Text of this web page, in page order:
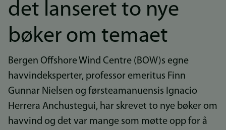
det lanseret to nye
bøker om temaet
Bergen Offshore Wind Centre (BOW)s egne
havvindeksperter, professor emeritus Finn
Gunnar Nielsen og førsteamanuensis Ignacio
Herrera Anchustegui, har skrevet to nye bøker om
havvind og det var mange som møtte opp for å